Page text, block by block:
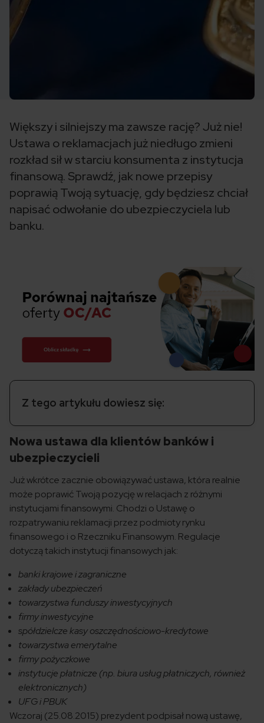
Większy i silniejszy ma zawsze rację? Już nie!
Ustawa o reklamacjach już niedługo zmieni
rozkład sił w starciu konsumenta z instytucja
finansową. Sprawdź, jak nowe przepisy
poprawią Twoją sytuację, gdy będziesz chciał
napisać odwołanie do ubezpieczyciela lub
banku.
Z tego artykułu dowiesz się:
Nowa ustawa dla klientów banków i
ubezpieczycieli
Już wkrótce zacznie obowiązywać ustawa, która realnie
może poprawić Twoją pozycję w relacjach z różnymi
instytucjami finansowymi. Chodzi o Ustawę o
rozpatrywaniu reklamacji przez podmioty rynku
finansowego i o Rzeczniku Finansowym. Regulacje
dotyczą takich instytucji finansowych jak:
banki krajowe i zagraniczne
zakłady ubezpieczeń
towarzystwa funduszy inwestycyjnych
firmy inwestycyjne
spółdzielcze kasy oszczędnościowo-kredytowe
towarzystwa emerytalne
firmy pożyczkowe
instytucje płatnicze (np. biura usług płatniczych, również
elektronicznych)
UFG i PBUK
Wczoraj (25.08.2015) prezydent podpisał nową ustawę,